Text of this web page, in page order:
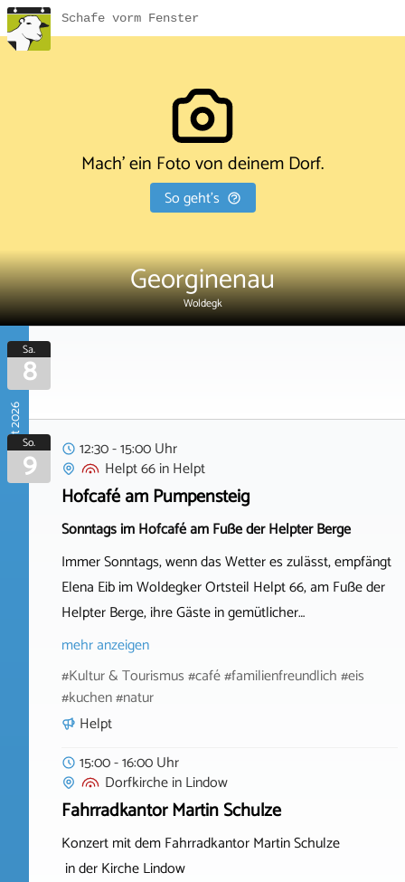
Schafe vorm Fenster
Mach' ein Foto von deinem Dorf.
So geht's
Georginenau
Woldegk
August 2026
Sa.
8
So.
9
12:30 - 15:00 Uhr
Helpt 66inHelpt
Hofcafé am Pumpensteig
Sonntags im Hofcafé am Fuße der Helpter Berge
Immer Sonntags, wenn das Wetter es zulässt, empfängt
Elena Eib im Woldegker Ortsteil Helpt 66, am Fuße der
Helpter Berge, ihre Gäste in gemütlicher…
mehr anzeigen
#Kultur & Tourismus #café #familienfreundlich #eis
#kuchen #natur
Helpt
15:00 - 16:00 Uhr
DorfkircheinLindow
Fahrradkantor Martin Schulze
Konzert mit dem Fahrradkantor Martin Schulze
in der Kirche Lindow